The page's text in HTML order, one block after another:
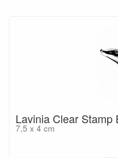
Lavinia Clear Stamp
7,5 x 4 cm